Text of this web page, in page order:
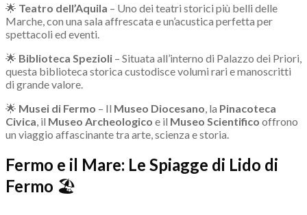
🌟 Teatro dell’Aquila – Uno dei teatri storici più belli delle
Marche, con una sala affrescata e un’acustica perfetta per
spettacoli ed eventi.
🌟 Biblioteca Spezioli – Situata all’interno di Palazzo dei Priori,
questa biblioteca storica custodisce volumi rari e manoscritti
di grande valore.
🌟 Musei di Fermo – Il Museo Diocesano , la Pinacoteca
Civica , il Museo Archeologico e il Museo Scientifico offrono
un viaggio affascinante tra arte, scienza e storia.
Fermo e il Mare: Le Spiagge di Lido di
Fermo 🏖